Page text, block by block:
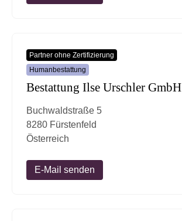
Partner ohne Zertifizierung
Humanbestattung
Bestattung Ilse Urschler GmbH
Buchwaldstraße 5
8280 Fürstenfeld
Österreich
E-Mail senden